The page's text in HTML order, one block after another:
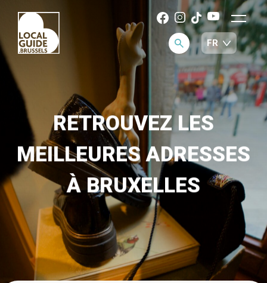
RETROUVEZ LES
MEILLEURES ADRESSES
À BRUXELLES